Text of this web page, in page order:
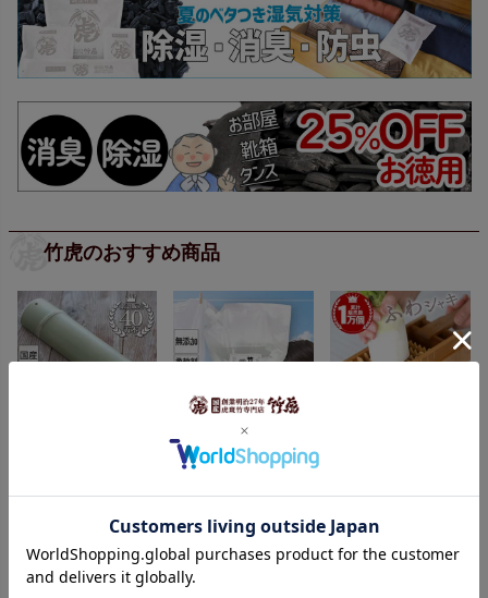
竹虎のおすすめ商品
竹炭の洗い水（詰め
替え用）3L